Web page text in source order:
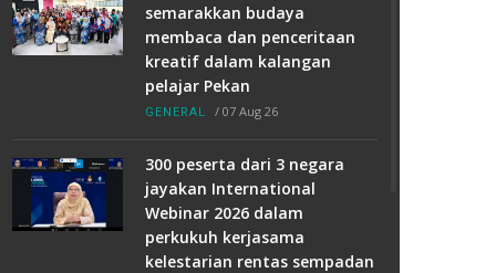
semarakkan budaya
membaca dan penceritaan
kreatif dalam kalangan
pelajar Pekan
GENERAL / 07 Aug 26
300 peserta dari 3 negara
jayakan International
Webinar 2026 dalam
perkukuh kerjasama
kelestarian rentas sempadan